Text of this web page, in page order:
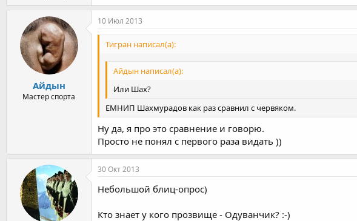
Айдын
Мастер спорта
10 Июл 2013
Тигран написал(а):
Айдын написал(а):
Или Шах?
ЕМНИП Шахмурадов как раз сравнил с червяком.
Ну да, я про это сравнение и говорю.
Просто не понял с первого раза видать ))
30 Окт 2013
Небольшой блиц-опрос)
Кто знает у кого прозвище - Одуванчик? :-)